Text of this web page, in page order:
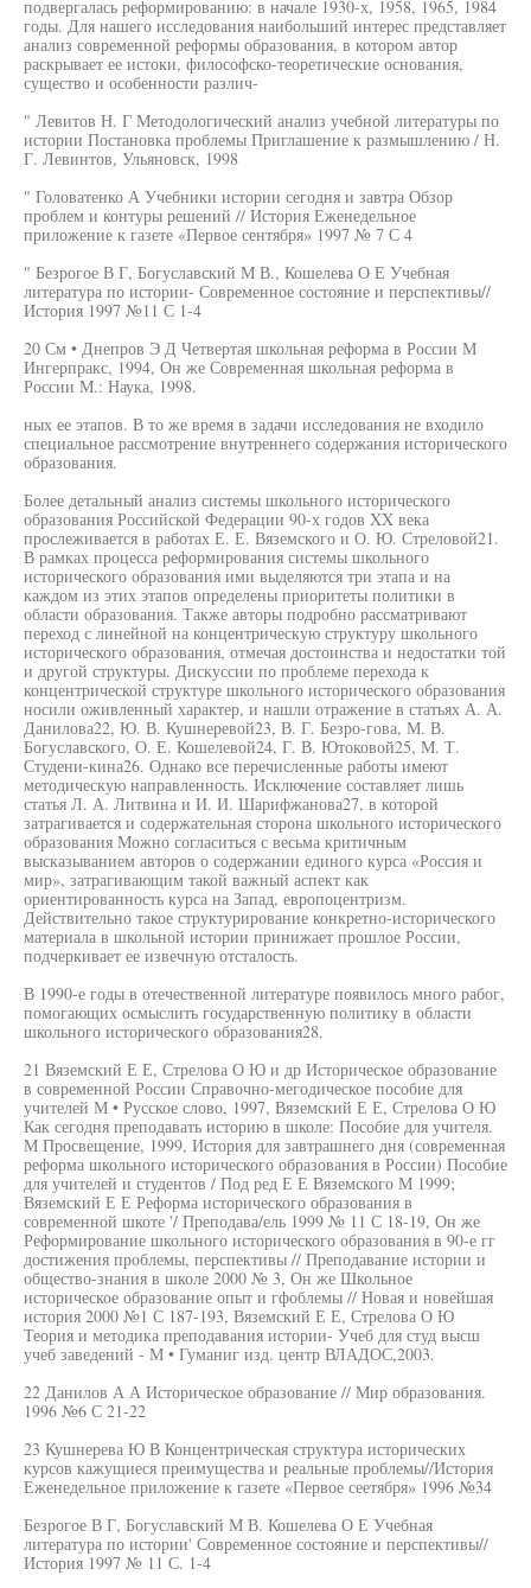
подвергалась реформированию: в начале 1930-х, 1958, 1965, 1984
годы. Для нашего исследования наибольший интерес представляет
анализ современной реформы образования, в котором автор
раскрывает ее истоки, философско-теоретические основания,
существо и особенности различ-
" Левитов Н. Г Методологический анализ учебной литературы по
истории Постановка проблемы Приглашение к размышлению / Н.
Г. Левинтов, Ульяновск, 1998
" Головатенко А Учебники истории сегодня и завтра Обзор
проблем и контуры решений // История Еженедельное
приложение к газете «Первое сентября» 1997 № 7 С 4
" Безрогое В Г, Богуславский М В., Кошелева О Е Учебная
литература по истории- Современное состояние и перспективы//
История 1997 №11 С 1-4
20 См • Днепров Э Д Четвертая школьная реформа в России М
Ингерпракс, 1994, Он же Современная школьная реформа в
России М.: Наука, 1998.
ных ее этапов. В то же время в задачи исследования не входило
специальное рассмотрение внутреннего содержания исторического
образования.
Более детальный анализ системы школьного исторического
образования Российской Федерации 90-х годов XX века
прослеживается в работах Е. Е. Вяземского и О. Ю. Стреловой21.
В рамках процесса реформирования системы школьного
исторического образования ими выделяются три этапа и на
каждом из этих этапов определены приоритеты политики в
области образования. Также авторы подробно рассматривают
переход с линейной на концентрическую структуру школьного
исторического образования, отмечая достоинства и недостатки той
и другой структуры. Дискуссии по проблеме перехода к
концентрической структуре школьного исторического образования
носили оживленный характер, и нашли отражение в статьях А. А.
Данилова22, Ю. В. Кушнеревой23, В. Г. Безро-гова, М. В.
Богуславского, О. Е. Кошелевой24, Г. В. Ютоковой25, М. Т.
Студени-кина26. Однако все перечисленные работы имеют
методическую направленность. Исключение составляет лишь
статья Л. А. Литвина и И. И. Шарифжанова27, в которой
затрагивается и содержательная сторона школьного исторического
образования Можно согласиться с весьма критичным
высказыванием авторов о содержании единого курса «Россия и
мир», затрагивающим такой важный аспект как
ориентированность курса на Запад, европоцентризм.
Действительно такое структурирование конкретно-исторического
материала в школьной истории принижает прошлое России,
подчеркивает ее извечную отсталость.
В 1990-е годы в отечественной литературе появилось много рабог,
помогающих осмыслить государственную политику в области
школьного исторического образования28.
21 Вяземский Е Е, Стрелова О Ю и др Историческое образование
в современной России Справочно-мегодическое пособие для
учителей М • Русское слово, 1997, Вяземский Е Е, Стрелова О Ю
Как сегодня преподавать историю в школе: Пособие для учителя.
М Просвещение, 1999, История для завтрашнего дня (современная
реформа школьного исторического образования в России) Пособие
для учителей и студентов / Под ред Е Е Вяземского М 1999;
Вяземский Е Е Реформа исторического образования в
современной шкоте '/ Преподава/ель 1999 № 11 С 18-19, Он же
Реформирование школьного исторического образования в 90-е гг
достижения проблемы, перспективы // Преподавание истории и
общество-знания в школе 2000 № 3, Он же Школьное
историческое образование опыт и гфоблемы // Новая и новейшая
история 2000 №1 С 187-193, Вяземский Е Е, Стрелова О Ю
Теория и методика преподавания истории- Учеб для студ высш
учеб заведений - М • Гуманиг изд. центр ВЛАДОС,2003.
22 Данилов А А Историческое образование // Мир образования.
1996 №6 С 21-22
23 Кушнерева Ю В Концентрическая структура исторических
курсов кажущиеся преимущества и реальные проблемы//История
Еженедельное приложение к газете «Первое сеетября» 1996 №34
Безрогое В Г, Богуславский М В. Кошелева О Е Учебная
литература по истории' Современное состояние и перспективы//
История 1997 № 11 С. 1-4